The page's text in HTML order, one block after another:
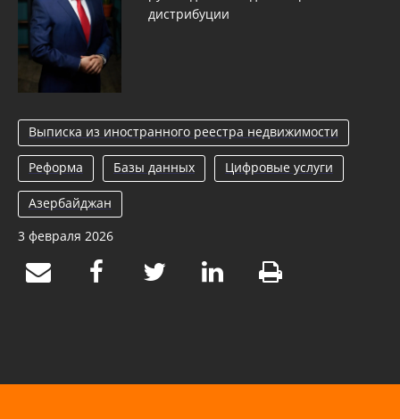
дистрибуции
Выписка из иностранного реестра недвижимости
Реформа Базы данных Цифровые услуги
Азербайджан
3 февраля 2026